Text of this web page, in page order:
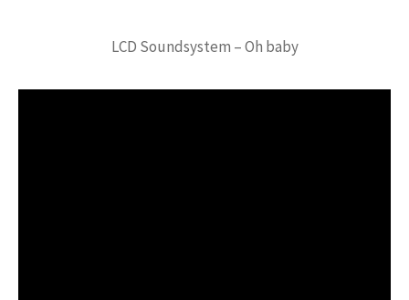
LCD Soundsystem – Oh baby